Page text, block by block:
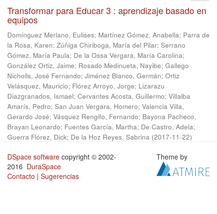
Transformar para Educar 3 : aprendizaje basado en
equipos
Domínguez Merlano, Eulises; Martínez Gómez, Anabella; Parra de
la Rosa, Karen; Zúñiga Chiriboga, María del Pilar; Serrano
Gómez, María Paula; De la Ossa Vergara, María Carolina;
González Ortiz, Jaime; Rosado Medinueta, Nayibe; Gallego
Nicholls, José Fernando; Jiménez Blanco, Germán; Ortiz
Velásquez, Mauricio; Flórez Arroyo, Jorge; Lizarazu
Diazgranados, Ismael; Cervantes Acosta, Guillermo; Villalba
Amarís, Pedro; San Juan Vergara, Homero; Valencia Villa,
Gerardo José; Vásquez Rengifo, Fernando; Bayona Pacheco,
Brayan Leonardo; Fuentes García, Martha; De Castro, Adela;
Guerra Flórez, Dick; De la Hoz Reyes, Sabrina (2017-11-22)
DSpace software copyright © 2002-
2016 DuraSpace
Contacto | Sugerencias
Theme by